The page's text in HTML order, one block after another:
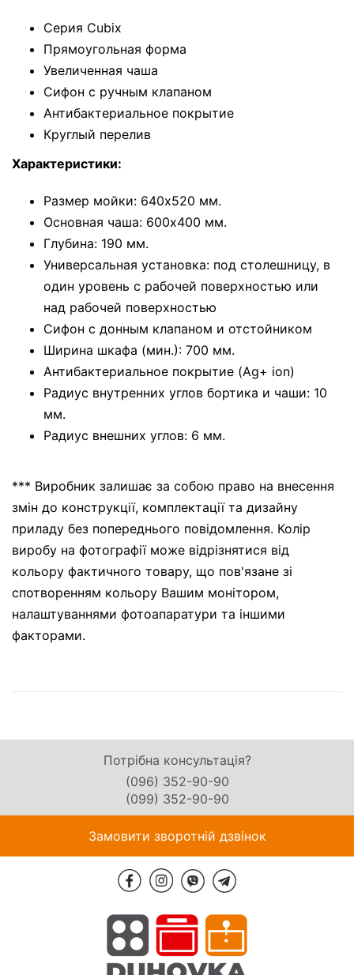
Серия Cubix
Прямоугольная форма
Увеличенная чаша
Сифон с ручным клапаном
Антибактериальное покрытие
Круглый перелив
Характеристики:
Размер мойки: 640x520 мм.
Основная чаша: 600x400 мм.
Глубина: 190 мм.
Универсальная установка: под столешницу, в
один уровень с рабочей поверхностью или
над рабочей поверхностью
Сифон с донным клапаном и отстойником
Ширина шкафа (мин.): 700 мм.
Антибактериальное покрытие (Ag+ ion)
Радиус внутренних углов бортика и чаши: 10
мм.
Радиус внешних углов: 6 мм.
*** Виробник залишає за собою право на внесення
змін до конструкції, комплектації та дизайну
приладу без попереднього повідомлення. Колір
виробу на фотографії може відрізнятися від
кольору фактичного товару, що пов'язане зі
спотворенням кольору Вашим монітором,
налаштуваннями фотоапаратури та іншими
факторами.
Потрібна консультація?
(096) 352-90-90
(099) 352-90-90
Замовити зворотній дзвінок